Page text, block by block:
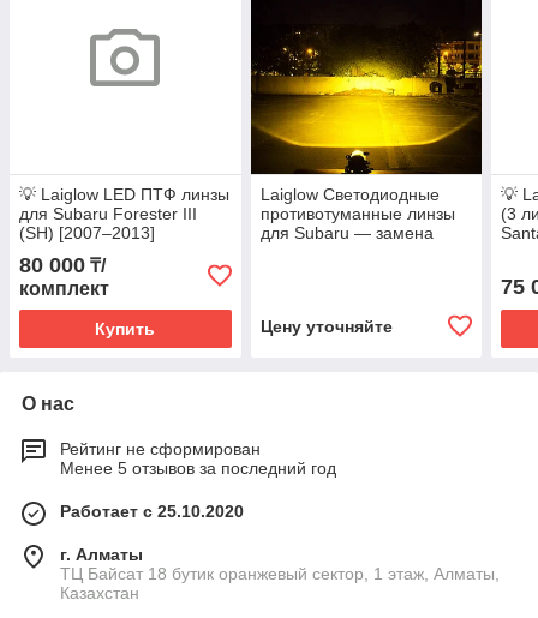
💡 Laiglow LED ПТФ линзы
для Subaru Forester III
(SH) [2007–2013]
80 000 ₸/
комплект
Купить
Laiglow Светодиодные
противотуманные линзы
для Subaru — замена
Цену уточняйте
💡
(3
75
О нас
Рейтинг не сформирован
Менее 5 отзывов за последний год
Работает с 25.10.2020
г. Алматы
ТЦ Байсат 18 бутик оранжевый сектор, 1 этаж, Алматы,
Казахстан